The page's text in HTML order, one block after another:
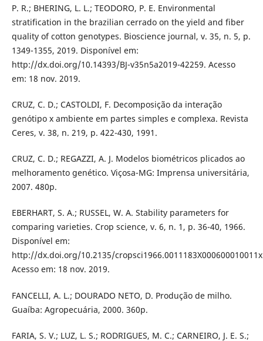
P. R.; BHERING, L. L.; TEODORO, P. E. Environmental
stratification in the brazilian cerrado on the yield and fiber
quality of cotton genotypes. Bioscience journal, v. 35, n. 5, p.
1349-1355, 2019. Disponível em:
http://dx.doi.org/10.14393/BJ-v35n5a2019-42259. Acesso
em: 18 nov. 2019.
CRUZ, C. D.; CASTOLDI, F. Decomposição da interação
genótipo x ambiente em partes simples e complexa. Revista
Ceres, v. 38, n. 219, p. 422-430, 1991.
CRUZ, C. D.; REGAZZI, A. J. Modelos biométricos plicados ao
melhoramento genético. Viçosa-MG: Imprensa universitária,
2007. 480p.
EBERHART, S. A.; RUSSEL, W. A. Stability parameters for
comparing varieties. Crop science, v. 6, n. 1, p. 36-40, 1966.
Disponível em:
http://dx.doi.org/10.2135/
Acesso em: 18 nov. 2019.
FANCELLI, A. L.; DOURADO NETO, D. Produção de milho.
Guaíba: Agropecuária, 2000. 360p.
FARIA, S. V.; LUZ, L. S.; RODRIGUES, M. C.; CARNEIRO, J. E. S.;